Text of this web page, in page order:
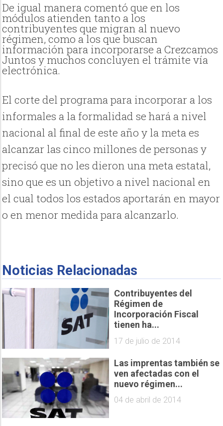
De igual manera comentó que en los
módulos atienden tanto a los
contribuyentes que migran al nuevo
régimen, como a los que buscan
información para incorporarse a Crezcamos
Juntos y muchos concluyen el trámite vía
electrónica.
El corte del programa para incorporar a los
informales a la formalidad se hará a nivel
nacional al final de este año y la meta es
alcanzar las cinco millones de personas y
precisó que no les dieron una meta estatal,
sino que es un objetivo a nivel nacional en
el cual todos los estados aportarán en mayor
o en menor medida para alcanzarlo.
Noticias Relacionadas
Contribuyentes del
Régimen de
Incorporación Fiscal
tienen ha...
17 de julio de 2014
Las imprentas también se
ven afectadas con el
nuevo régimen...
04 de abril de 2014